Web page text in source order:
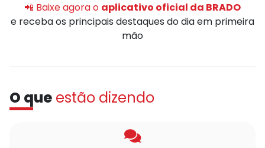
📲 Baixe agora o aplicativo oficial da BRADO
e receba os principais destaques do dia em primeira
mão
O que estão dizendo